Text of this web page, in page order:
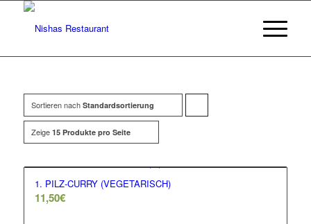
Sortieren nach Standardsortierung
Produkte
Zeige 15 Produkte pro Seite
1. PILZ-CURRY (VEGETARISCH)
11,50€